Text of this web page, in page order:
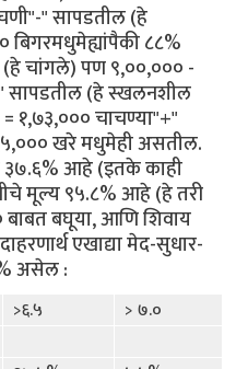
" सापडतील (हे
८८%
चांगले) पण ९,००,००० -
सापडतील (हे स्खलनशील
१,७३,००० चाचण्या"+"
खरे मधुमेही असतील.
३७.६% आहे (इतके काही
मूल्य ९५.८% आहे (हे तरी
बघूया, आणि शिवाय
एखाद्या मेद-सुधार-
असेल :
>६.५
> ७.०